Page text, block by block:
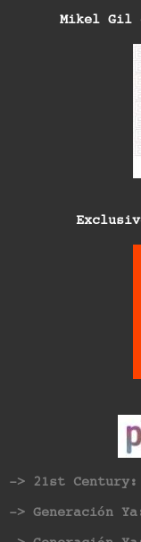
Mikel Gil
-> 21st Century:
-> Generación